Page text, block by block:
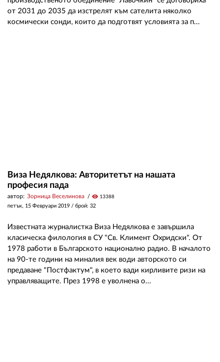
от 2031 до 2035 да изстрелят към сателита няколко
космически сонди, които да подготвят условията за п...
Виза Недялкова: Авторитетът на нашата
професия пада
автор: Зорница Веселинова visibility 13388
петък, 15 Февруари 2019 / брой: 32
Известната журналистка Виза Недялкова е завършила
класическа филология в СУ "Св. Климент Охридски". От
1978 работи в Българското национално радио. В началото
на 90-те години на миналия век води авторското си
предаване "Постфактум", в което вади кирливите ризи на
управляващите. През 1998 е уволнена о...